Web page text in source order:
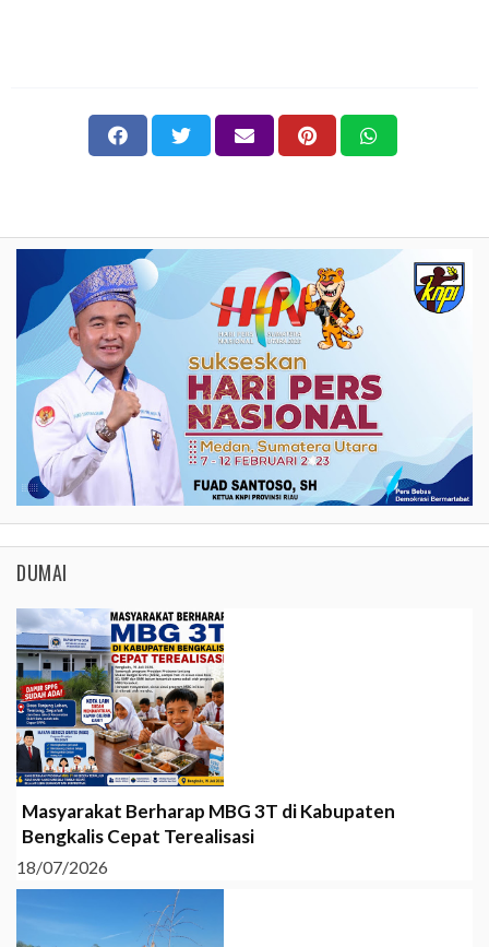
DUMAI
Masyarakat Berharap MBG 3T di Kabupaten
Bengkalis Cepat Terealisasi
18/07/2026